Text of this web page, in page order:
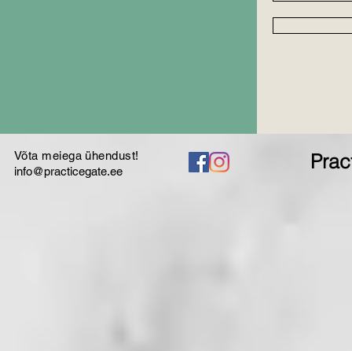
Võta meiega ühendust!
info@practicegate.ee